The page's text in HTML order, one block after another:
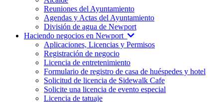
Reuniones del Ayuntamiento
Agendas y Actas del Ayuntamiento
División de agua de Newport
Haciendo negocios en Newport
Aplicaciones, Licencias y Permisos
Registración de negocio
Licencia de entretenimiento
Formulario de registro de casa de huéspedes y hotel
Solicitud de licencia de Sidewalk Cafe
Solicite una licencia de evento especial
Licencia de tatuaje